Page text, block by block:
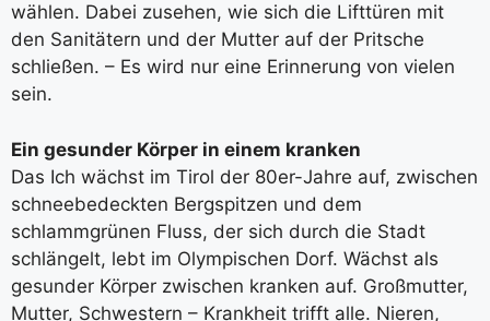
wählen. Dabei zusehen, wie sich die Lifttüren mit
den Sanitätern und der Mutter auf der Pritsche
schließen. – Es wird nur eine Erinnerung von vielen
sein.
Ein gesunder Körper in einem kranken
Das Ich wächst im Tirol der 80er-Jahre auf, zwischen
schneebedeckten Bergspitzen und dem
schlammgrünen Fluss, der sich durch die Stadt
schlängelt, lebt im Olympischen Dorf. Wächst als
gesunder Körper zwischen kranken auf. Großmutter,
Mutter, Schwestern – Krankheit trifft alle. Nieren,